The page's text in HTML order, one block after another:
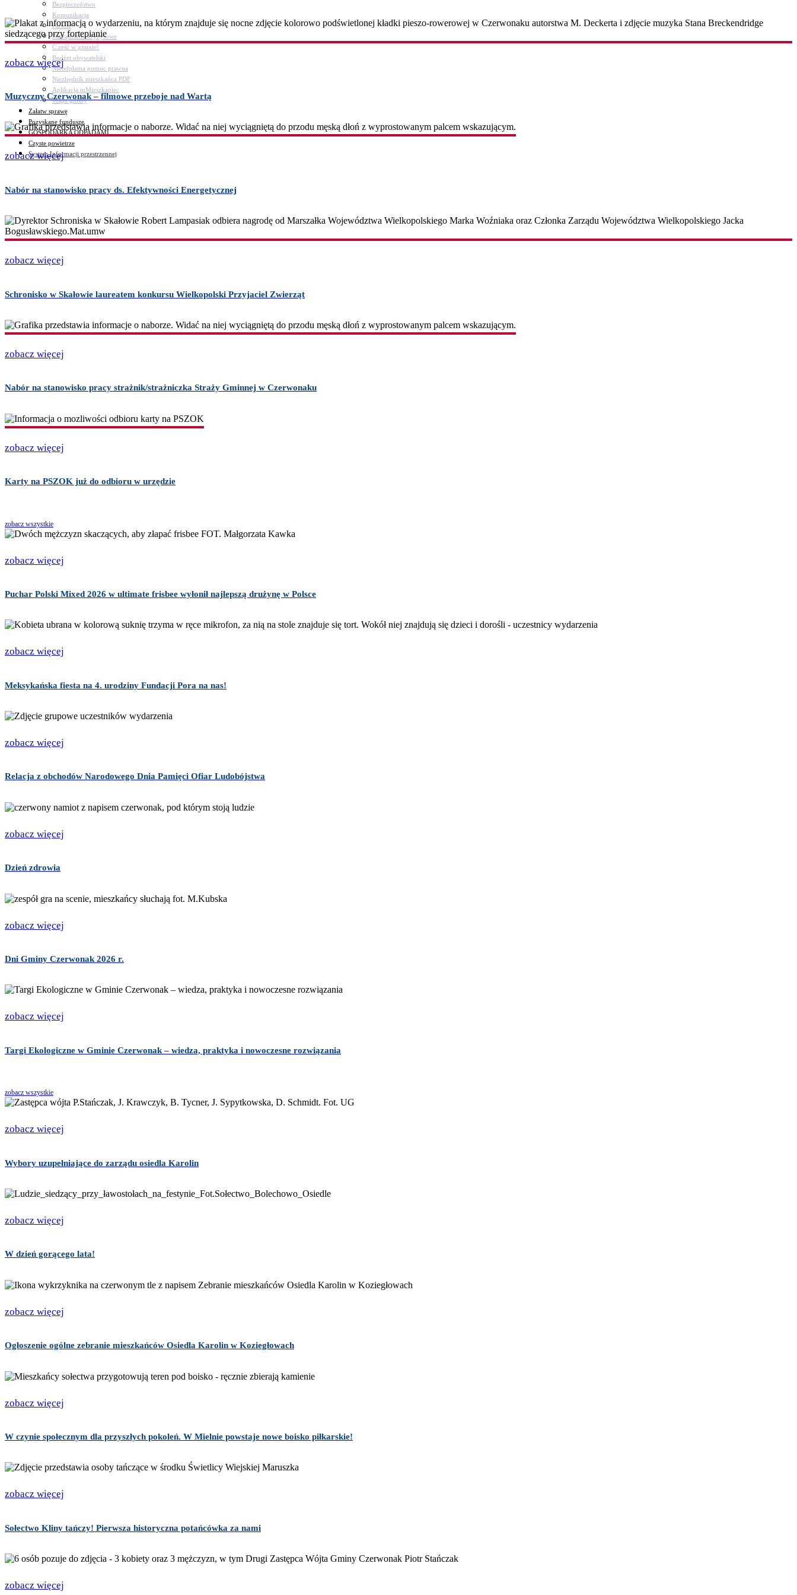
Bezpieczeństwo
Komunikacja
Parafie
Zarządzanie kryzysowe
C.ześć w gminie!
Budżet obywatelski
Nieodpłatna pomoc prawna
Niezbędnik mieszkańca PDF
Aplikacja mMieszkaniec
Mapa gminy
Załatw sprawę
Pozyskane fundusze
GOSPODARKA ODPADAMI
Czyste powietrze
System Informacji przestrzennej
zobacz więcej
Muzyczny Czerwonak – filmowe przeboje nad Wartą
zobacz więcej
Nabór na stanowisko pracy ds. Efektywności Energetycznej
zobacz więcej
Schronisko w Skałowie laureatem konkursu Wielkopolski Przyjaciel Zwierząt
zobacz więcej
Nabór na stanowisko pracy strażnik/strażniczka Straży Gminnej w Czerwonaku
zobacz więcej
Karty na PSZOK już do odbioru w urzędzie
zobacz wszystkie
zobacz więcej
Puchar Polski Mixed 2026 w ultimate frisbee wyłonił najlepszą drużynę w Polsce
zobacz więcej
Meksykańska fiesta na 4. urodziny Fundacji Pora na nas!
zobacz więcej
Relacja z obchodów Narodowego Dnia Pamięci Ofiar Ludobójstwa
zobacz więcej
Dzień zdrowia
zobacz więcej
Dni Gminy Czerwonak 2026 r.
zobacz więcej
Targi Ekologiczne w Gminie Czerwonak – wiedza, praktyka i nowoczesne rozwiązania
zobacz wszystkie
zobacz więcej
Wybory uzupełniające do zarządu osiedla Karolin
zobacz więcej
W dzień gorącego lata!
zobacz więcej
Ogłoszenie ogólne zebranie mieszkańców Osiedla Karolin w Koziegłowach
zobacz więcej
W czynie społecznym dla przyszłych pokoleń. W Mielnie powstaje nowe boisko piłkarskie!
zobacz więcej
Sołectwo Kliny tańczy! Pierwsza historyczna potańcówka za nami
zobacz więcej